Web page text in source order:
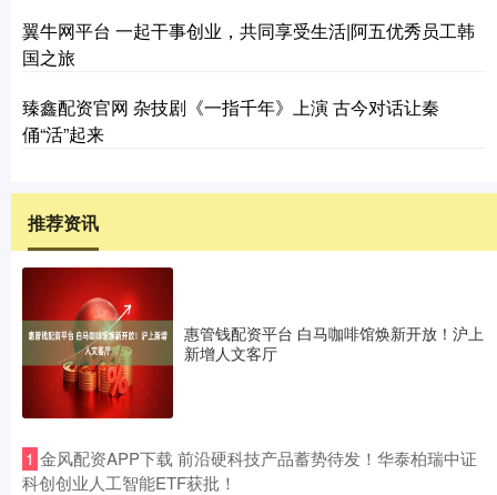
翼牛网平台 一起干事创业，共同享受生活|阿五优秀员工韩
国之旅
臻鑫配资官网 杂技剧《一指千年》上演 古今对话让秦
俑“活”起来
推荐资讯
惠管钱配资平台 白马咖啡馆焕新开放！沪上
新增人文客厅
1 ​金风配资APP下载 前沿硬科技产品蓄势待发！华泰柏瑞中证
科创创业人工智能ETF获批！